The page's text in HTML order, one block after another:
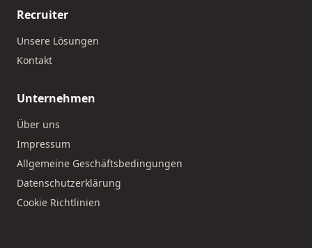
Recruiter
Unsere Lösungen
Kontakt
Unternehmen
Über uns
Impressum
Allgemeine Geschäftsbedingungen
Datenschutzerklärung
Cookie Richtlinien